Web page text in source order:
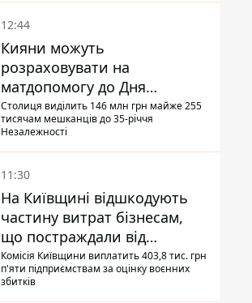
12:44
Кияни можуть
розраховувати на
матдопомогу до Дня
незалежності - кому її
дадуть
Столиця виділить 146 млн грн майже 255
тисячам мешканців до 35-річчя
Незалежності
11:30
На Київщині відшкодують
частину витрат бізнесам,
що постраждали від
прильотів ракет
Комісія Київщини виплатить 403,8 тис. грн
п'яти підприємствам за оцінку воєнних
збитків